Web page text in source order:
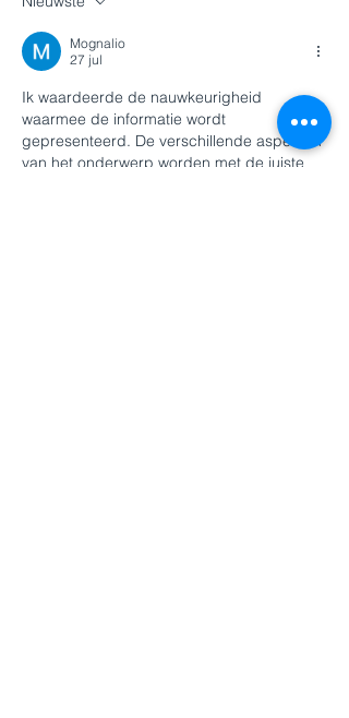
Mognalio
27 jul
Ik waardeerde de nauwkeurigheid
waarmee de informatie wordt
gepresenteerd. De verschillende aspecten
van het onderwerp worden met de juiste